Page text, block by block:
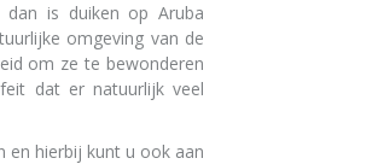
is duiken op Aruba
omgeving van de
om ze te bewonderen
dat er natuurlijk veel
en hierbij kunt u ook aan